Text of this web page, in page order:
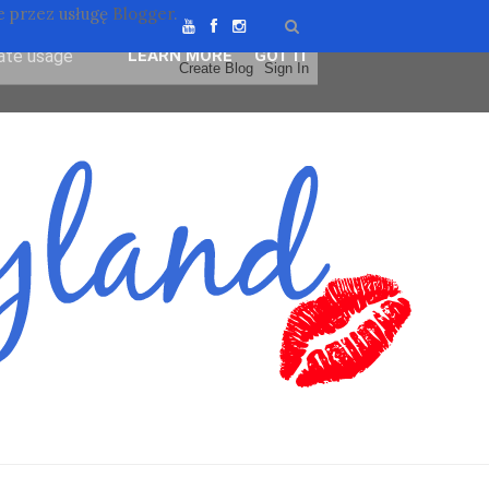
przez usługę Blogger.
agent
usage
LEARN MORE GOT IT